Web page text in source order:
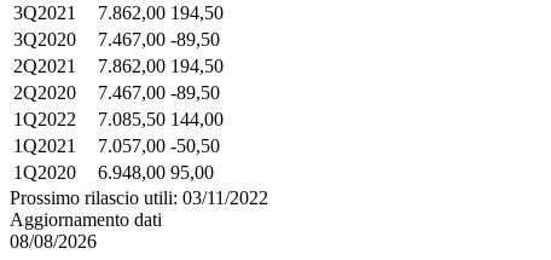
3Q2021
7.862,00 194,50
3Q2020
7.467,00 -89,50
2Q2021
7.862,00 194,50
2Q2020
7.467,00 -89,50
1Q2022
7.085,50 144,00
1Q2021
7.057,00 -50,50
1Q2020
6.948,00 95,00
Prossimo rilascio utili: 03/11/2022
Aggiornamento dati
08/08/2026